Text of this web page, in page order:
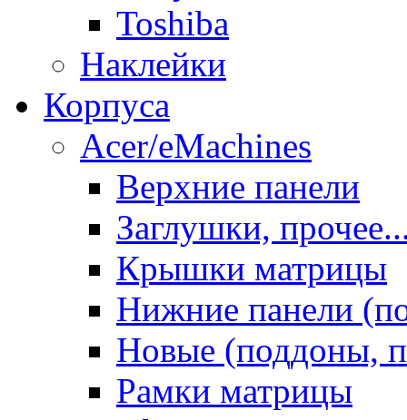
Toshiba
Наклейки
Корпуса
Acer/eMachines
Верхние панели
Заглушки,
Крышки матрицы
Нижние панели
Новые (поддоны,
Рамки матрицы